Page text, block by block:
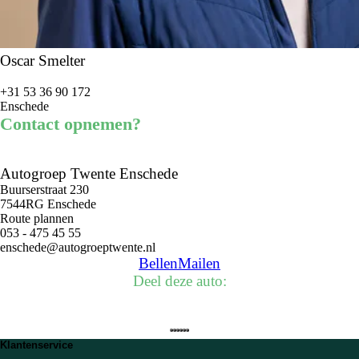
Honda Jazz met eigen ogen te bewonderen en een proefrit
te maken. Onze ervaren medewerkers staan voor u klaar
om u alles te vertellen over deze prachtige auto en u te
voorzien van deskundig advies. Wacht niet langer en
ervaar zelf het comfort en de kwaliteit van de Honda Jazz
1.3 i-VTEC Comfort uit 2019!
Oscar Smelter
+31 53 36 90 172
Enschede
Contact opnemen?
Autogroep Twente Enschede
Buurserstraat 230
7544RG Enschede
Route plannen
053 - 475 45 55
enschede@autogroeptwente.nl
BellenMailen
Deel deze auto:
Klantenservice